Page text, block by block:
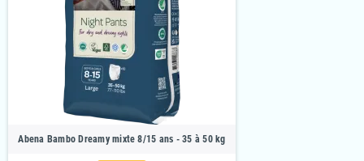
Abena Bambo Dreamy mixte 8/15 ans - 35 à 50 kg